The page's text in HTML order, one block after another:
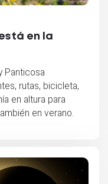
en la
Panticosa
rutas, bicicleta,
en altura para
en verano.